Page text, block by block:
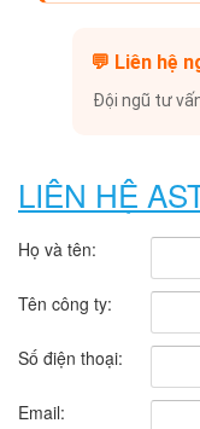
💬 Liên hệ
Đội ngũ tư
LIÊN HỆ
Họ và tên:
Tên công ty:
Số điện thoại:
Email: